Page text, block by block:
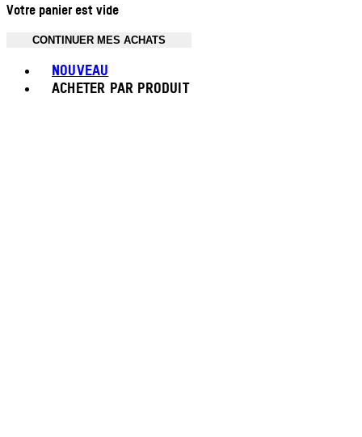
Votre panier est vide
CONTINUER MES ACHATS
NOUVEAU
ACHETER PAR PRODUIT